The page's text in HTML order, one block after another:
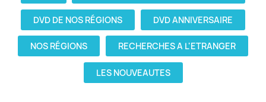
DVD DE NOS RÉGIONS DVD ANNIVERSAIRE
NOS RÉGIONS RECHERCHES A L'ETRANGER
LES NOUVEAUTES